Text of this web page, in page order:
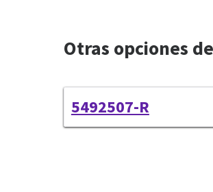
Otras opciones
5492507-R